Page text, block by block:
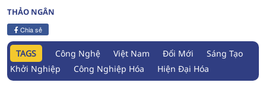
THẢO NGÂN
Chia sẻ
TAGS Công Nghệ Việt Nam Đổi Mới
Sáng Tạo
Khởi Nghiệp
Công Nghiệp Hóa Hiện Đại Hóa